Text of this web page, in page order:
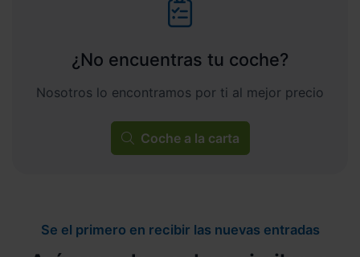
¿No encuentras tu coche?
Nosotros lo encontramos por ti al mejor precio
Coche a la carta
Se el primero en recibir las nuevas entradas